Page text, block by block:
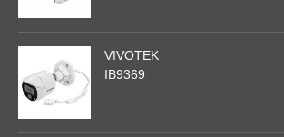
VIVOTEK
IB9369